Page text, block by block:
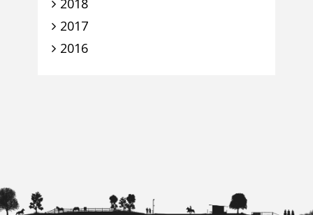
2018
2017
2016